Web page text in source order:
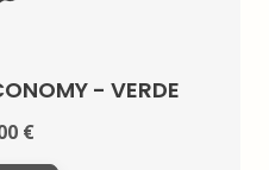
- VERDE
€